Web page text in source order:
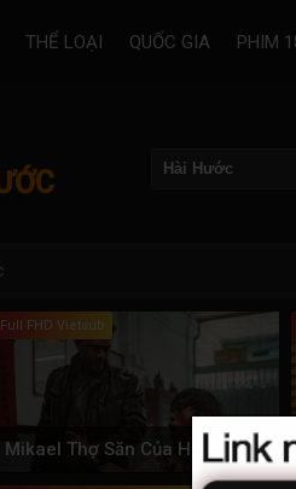
THỂ LOẠI QUỐC GIA PHIM
Full FHD Vietsub
Mikael Thợ Săn Của Hai Thế Giới / Mikael: Pemburu Dua Alam